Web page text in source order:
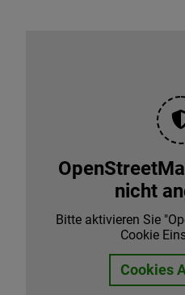
nicht
Bitte aktivieren Sie
Cookie
Cookies